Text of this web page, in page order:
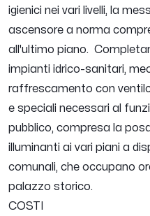
igienici nei vari livelli, la
ascensore a norma
all'ultimo piano.
impianti idrico-sanitari,
raffrescamento con
e speciali necessari al
pubblico, compresa la
illuminanti ai vari piani a
comunali, che occupano
palazzo storico.
COSTI